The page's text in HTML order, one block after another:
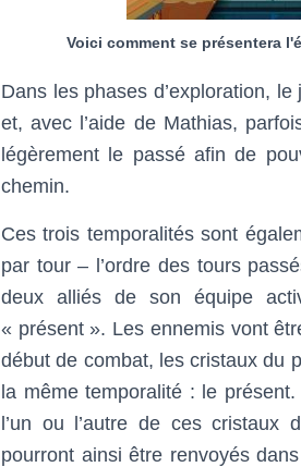
Voici comment se présentera
Dans les phases d’exploration,
et, avec l’aide de Mathias,
légèrement le passé afin de
chemin.
Ces trois temporalités sont
par tour – l’ordre des tours
deux alliés de son équipe
« présent ». Les ennemis vont
début de combat, les cristaux du
la même temporalité : le
l’un ou l’autre de ces cristaux
pourront ainsi être renvoyés